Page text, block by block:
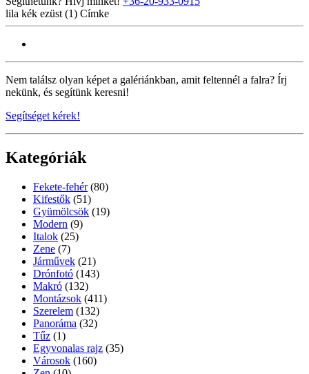
lila kék ezüst (1) Címke
Nem találsz olyan képet a galériánkban, amit feltennél a falra? Írj
nekünk, és segítünk keresni!
Segítséget kérek!
Kategóriák
Fekete-fehér (80)
Kifestők (51)
Gyümölcsök (19)
Modern (9)
Italok (25)
Zene (7)
Járművek (21)
Drónfotó (143)
Makró (132)
Montázsok (411)
Szerelem (132)
Panoráma (32)
Tűz (1)
Egyvonalas rajz (35)
Városok (160)